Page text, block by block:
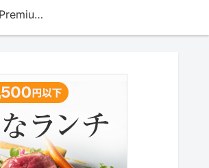
Hide Ads for Premium Members